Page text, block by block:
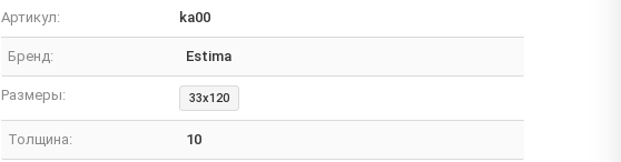
Артикул: ka00
Бренд: Estima
Размеры: 33x120
Толщина: 10